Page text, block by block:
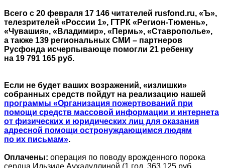
Всего с 20 февраля 17 146 читателей rusfond.ru, «Ъ»,
телезрителей «России 1», ГТРК «Регион-Тюмень»,
«Чувашия», «Владимир», «Пермь», «Ставрополье»,
а также 139 региональных СМИ – партнеров
Русфонда исчерпывающе помогли 21 ребенку
на 19 791 165 руб.
Если не будет ваших возражений, «излишки»
собранных средств пойдут на реализацию нашей
программы «Организация пожертвований при
помощи средств массовой информации и интернета
от физических и юридических лиц для оказания
адресной помощи остронуждающимся людям
по их письмам».
Оплачены: операция по поводу врожденного порока
сердца Ильзиде Аухадуллиной (1 год, 363 125 руб.,